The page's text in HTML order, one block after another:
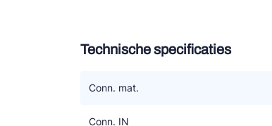
Technische specificaties
Conn. mat.
Conn. IN